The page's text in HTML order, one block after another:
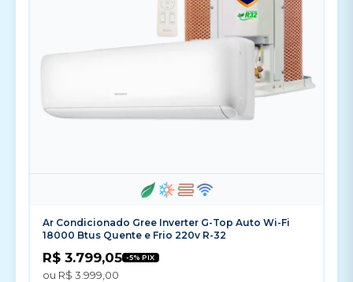
Ar Condicionado Gree Inverter G-Top Auto Wi-Fi
18000 Btus Quente e Frio 220v R-32
R$ 3.799,05 -5% PIX
ou R$ 3.999,00